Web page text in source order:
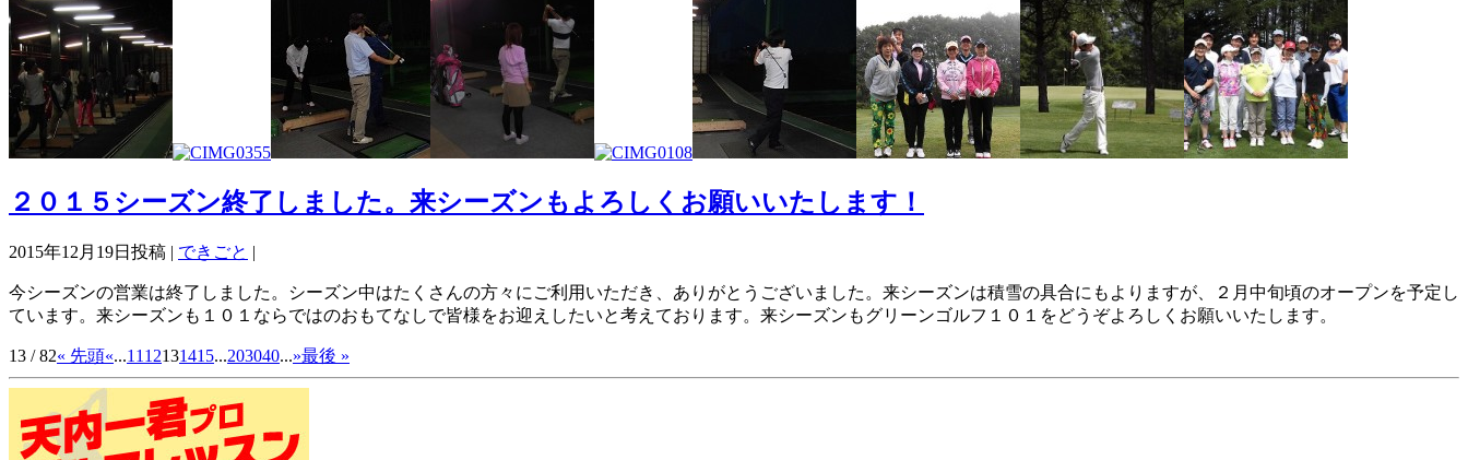
２０１５シーズン終了しました。来シーズンもよろしくお願いいたします！
2015年12月19日投稿 | できごと |
今シーズンの営業は終了しました。シーズン中はたくさんの方々にご利用いただき、ありがとうございました。来シーズンは積雪の具合にもよりますが、２月中旬頃のオープンを予定し
ています。来シーズンも１０１ならではのおもてなしで皆様をお迎えしたいと考えております。来シーズンもグリーンゴルフ１０１をどうぞよろしくお願いいたします。
13 / 82« 先頭«...11 12131415...203040...»最後 »